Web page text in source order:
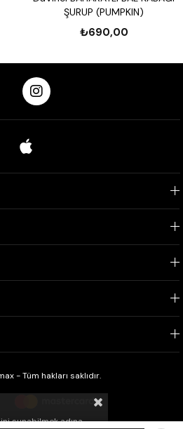
ŞURUP (PUMPKIN)
₺690,00
- Tüm hakları saklıdır.
sunabilmek adına